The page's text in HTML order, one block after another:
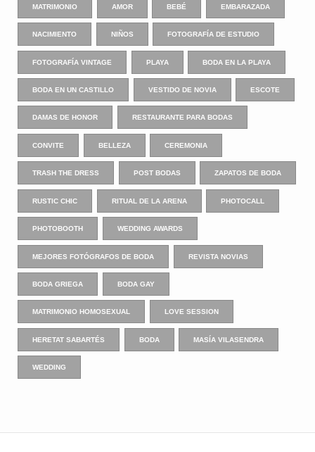
MATRIMONIO AMOR BEBÉ EMBARAZADA
NACIMIENTO NIÑOS FOTOGRAFÍA DE ESTUDIO
FOTOGRAFÍA VINTAGE PLAYA BODA EN LA PLAYA
BODA EN UN CASTILLO VESTIDO DE NOVIA ESCOTE
DAMAS DE HONOR RESTAURANTE PARA BODAS
CONVITE BELLEZA CEREMONIA
TRASH THE DRESS POST BODAS ZAPATOS DE BODA
RUSTIC CHIC RITUAL DE LA ARENA PHOTOCALL
PHOTOBOOTH WEDDING AWARDS
MEJORES FOTÓGRAFOS DE BODA REVISTA NOVIAS
BODA GRIEGA BODA GAY
MATRIMONIO HOMOSEXUAL LOVE SESSION
HERETAT SABARTÉS BODA MASÍA VILASENDRA
WEDDING